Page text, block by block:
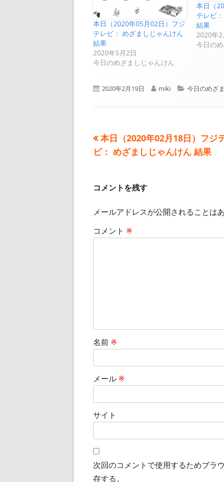
本日（2020年05月02日）フジ
テレビ： めざましじゃんけん
結果
2020年5月2日
今日のめざましじゃんけん
本日（
テレビ
結果
2020年2
今日の
公
2020年2月19日
作
miki
カ
ー
今日のめざ
投
ナ
ゲ
前
の
本日（2020年02月18日）フジ
ビ： めざましじゃんけん 結果
コメントを残す
メールアドレスが公開されることはあ
コメント ※
名前 ※
メール ※
サイト
次回のコメントで使用するためブラ
存する。